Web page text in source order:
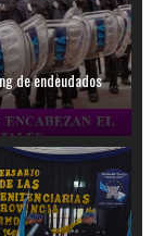
de endeudados